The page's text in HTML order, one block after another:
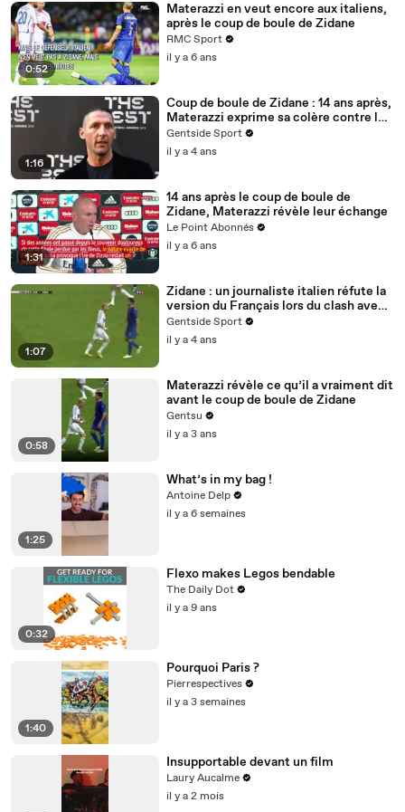
0:52
Materazzi en veut encore aux italiens,
après le coup de boule de Zidane
RMC Sport
il y a 6 ans
1:16
Coup de boule de Zidane : 14 ans après,
Materazzi exprime sa colère contre les
Italiens
Gentside Sport
il y a 4 ans
1:31
14 ans après le coup de boule de
Zidane, Materazzi révèle leur échange
Le Point Abonnés
il y a 6 ans
1:07
Zidane : un journaliste italien réfute la
version du Français lors du clash avec
Materazzi en 2006
Gentside Sport
il y a 4 ans
0:58
Materazzi révèle ce qu’il a vraiment dit
avant le coup de boule de Zidane
Gentsu
il y a 3 ans
1:25
What’s in my bag !
Antoine Delp
il y a 6 semaines
0:32
Flexo makes Legos bendable
The Daily Dot
il y a 9 ans
1:40
Pourquoi Paris ?
Pierrespectives
il y a 3 semaines
Insupportable devant un film
Laury Aucalme
il y a 2 mois